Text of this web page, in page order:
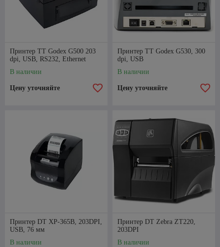
Принтер TT Godex G500 203
dpi, USB, RS232, Ethernet
В наличии
Цену уточняйте
Принтер TT Godex G530, 300
dpi, USB
В наличии
Цену уточняйте
Принтер DT XP-365B, 203DPI,
USB, 76 мм
В наличии
Принтер DT Zebra ZT220,
203DPI
В наличии